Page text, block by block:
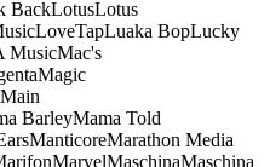
BackLotusLotus
LoveTapLuaka BopLucky
MusicMac's
Magic
Main
BarleyMama Told
ManticoreMarathon Media
MarvelMaschinaMaschina